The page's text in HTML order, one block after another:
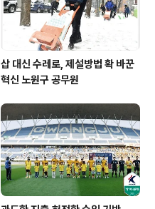
삽 대신 수레로, 제설방법 확 바꾼
혁신 노원구 공무원